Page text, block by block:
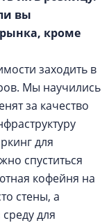
вы
рынка, кроме
заходить в
Мы научились
за качество
для
спуститься
кофейня на
стены, а
для